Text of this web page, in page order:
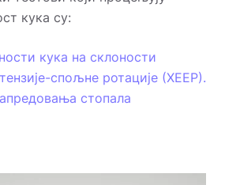
кука су:
кука на склоности
спољне ротације (ХЕЕР).
стопала